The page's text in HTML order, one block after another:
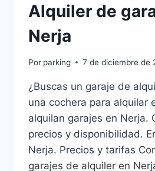
Alquiler de
Nerja
Por parking 7 de diciembre de
¿Buscas un garaje de
una cochera para alquilar
alquilan garajes en Nerja.
precios y disponibilidad.
Nerja. Precios y tarifas
garajes de alquiler en